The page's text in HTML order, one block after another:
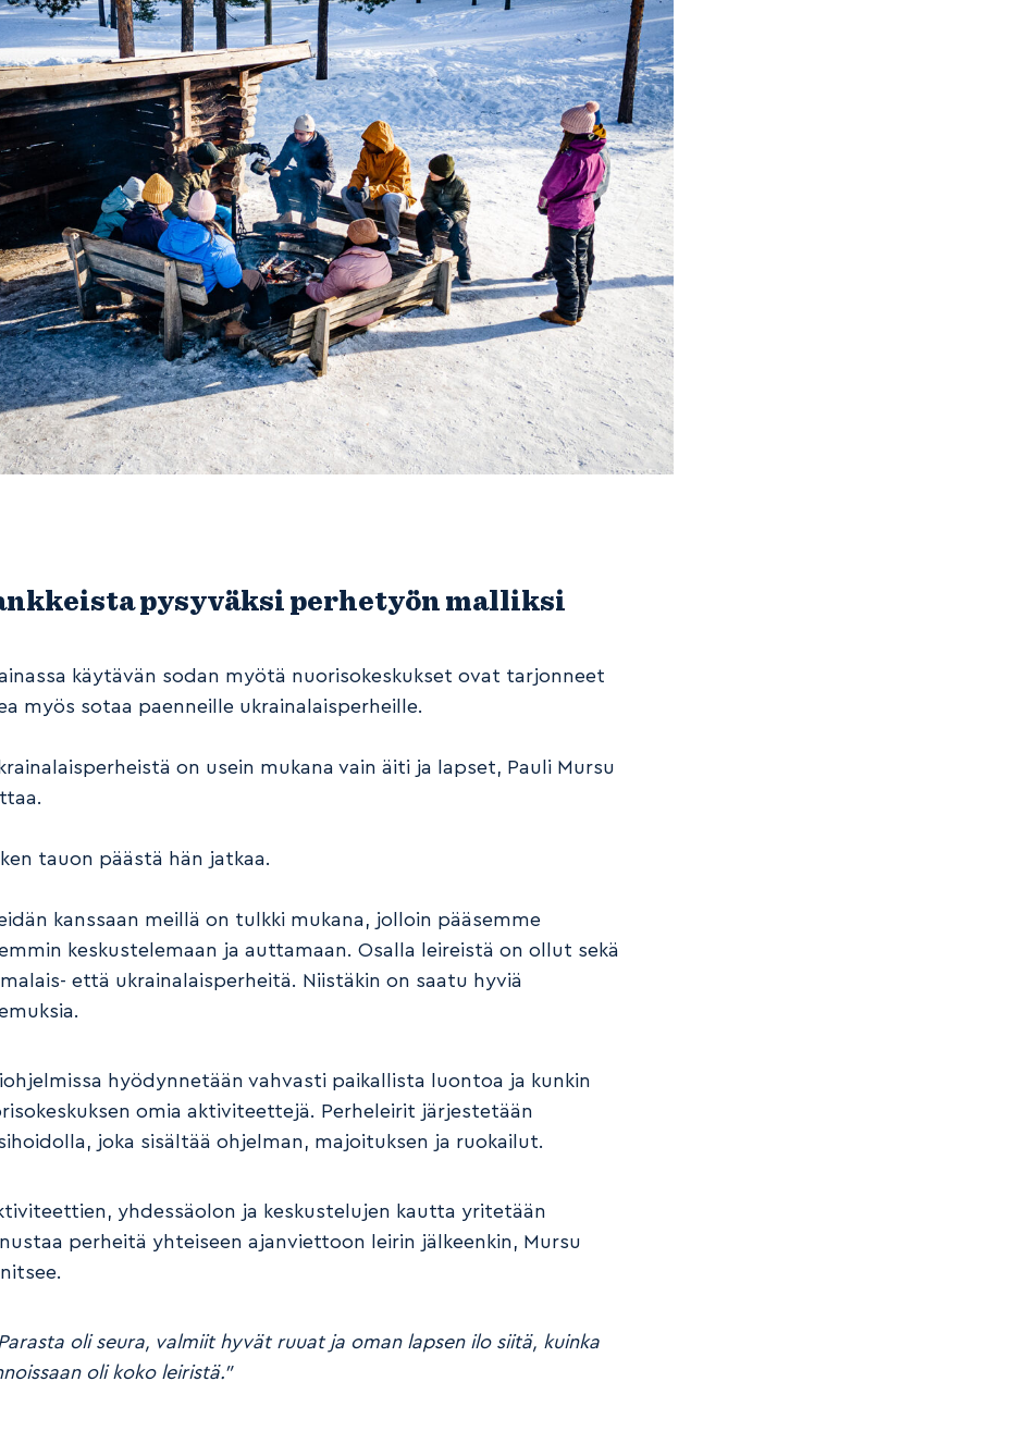
pysyväksi perhetyön malliksi
käytävän sodan myötä nuorisokeskukset ovat tarjonneet
myös sotaa paenneille ukrainalaisperheille.
on usein mukana vain äiti ja lapset, Pauli Mursu
tauon päästä hän jatkaa.
kanssaan meillä on tulkki mukana, jolloin pääsemme
keskustelemaan ja auttamaan. Osalla leireistä on ollut sekä
että ukrainalaisperheitä. Niistäkin on saatu hyviä
hyödynnetään vahvasti paikallista luontoa ja kunkin
omia aktiviteettejä. Perheleirit järjestetään
joka sisältää ohjelman, majoituksen ja ruokailut.
yhdessäolon ja keskustelujen kautta yritetään
perheitä yhteiseen ajanviettoon leirin jälkeenkin, Mursu
oli seura, valmiit hyvät ruuat ja oman lapsen ilo siitä, kuinka
oli koko leiristä.”